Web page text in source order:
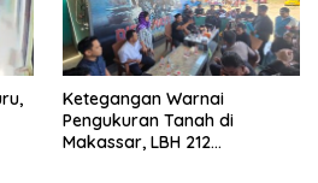
Ketegangan Warnai
Pengukuran Tanah di
Makassar, LBH 212